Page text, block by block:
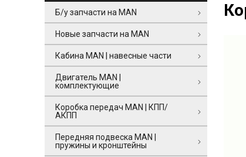
Б/у запчасти на MAN
Новые запчасти на MAN
Кабина MAN | навесные части
Двигатель MAN |
комплектующие
Коробка передач MAN | КПП/
АКПП
Передняя подвеска MAN |
пружины и кронштейны